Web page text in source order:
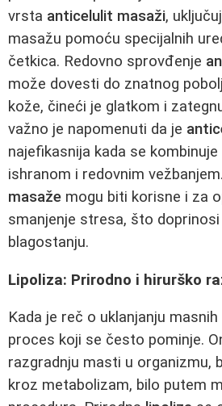
vrsta anticelulit masaži,
masažu pomoću specijalnih
četkica. Redovno sprovđenje
može dovesti do znatnog
kože, čineći je glatkom i
važno je napomenuti da je
najefikasnija kada se
ishranom i redovnim
masaže mogu biti korisne i za
smanjenje stresa, što
blagostanju.
Lipoliza: Prirodno i hirurško
Kada je reč o uklanjanju masnih
proces koji se često pominje.
razgradnju masti u organizmu,
kroz metabolizam, bilo putem